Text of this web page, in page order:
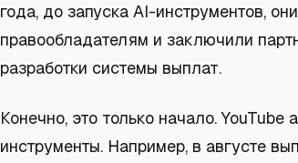
года, до запуска AI-инструментов,
правообладателям и заключили
разработки системы выплат.
Конечно, это только начало. YouTube
инструменты. Например, в августе